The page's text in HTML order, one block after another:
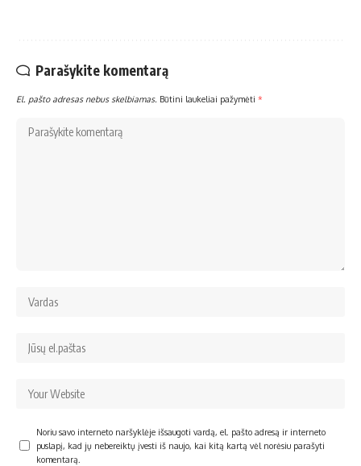
Parašykite komentarą
El. pašto adresas nebus skelbiamas. Būtini laukeliai pažymėti *
Noriu savo interneto naršyklėje išsaugoti vardą, el. pašto adresą ir interneto
puslapį, kad jų nebereiktų įvesti iš naujo, kai kitą kartą vėl norėsiu parašyti
komentarą.